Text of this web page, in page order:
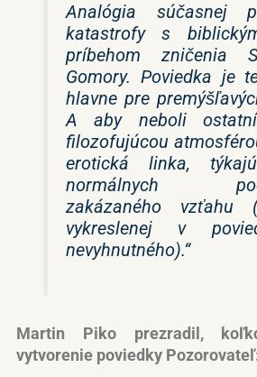
Analógia súčasnej
katastrofy s
príbehom zničenia
Gomory. Poviedka je
hlavne pre
A aby neboli
filozofujúcou
erotická linka,
normálnych
zakázaného vzťahu
vykreslenej v
nevyhnutného).“
Martin Piko prezradil,
vytvorenie poviedky